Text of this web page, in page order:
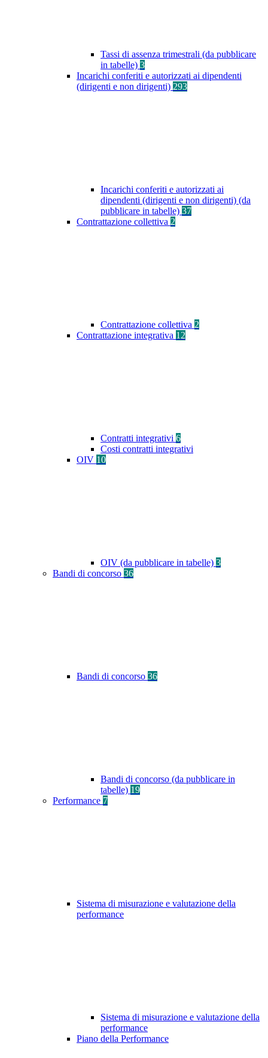
Tassi di assenza trimestrali (da pubblicare
in tabelle) 3
Incarichi conferiti e autorizzati ai dipendenti
(dirigenti e non dirigenti) 293
Incarichi conferiti e autorizzati ai
dipendenti (dirigenti e non dirigenti) (da
pubblicare in tabelle) 37
Contrattazione collettiva 2
Contrattazione collettiva 2
Contrattazione integrativa 12
Contratti integrativi 6
Costi contratti integrativi
OIV 10
OIV (da pubblicare in tabelle) 3
Bandi di concorso 36
Bandi di concorso 36
Bandi di concorso (da pubblicare in
tabelle) 19
Performance 7
Sistema di misurazione e valutazione della
performance
Sistema di misurazione e valutazione della
performance
Piano della Performance